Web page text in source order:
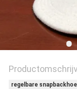
regelbare